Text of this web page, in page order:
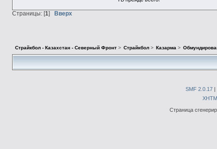
Страницы: [1] Вверх
Страйкбол - Казахстан - Северный Фронт> Страйкбол > Казарма >
SMF 2.0.17 |
Страница